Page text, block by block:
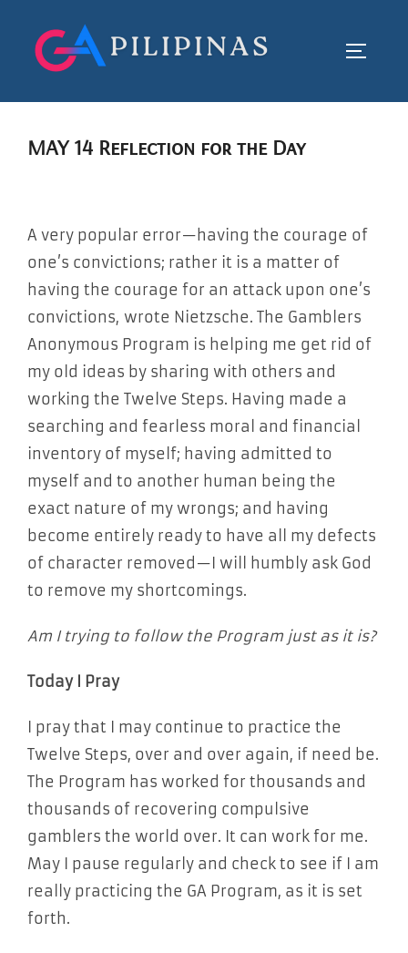
content
MAY 14 Reflection for the Day
A very popular error—having the courage of
one’s convictions; rather it is a matter of
having the courage for an attack upon one’s
convictions, wrote Nietzsche. The Gamblers
Anonymous Program is helping me get rid of
my old ideas by sharing with others and
working the Twelve Steps. Having made a
searching and fearless moral and financial
inventory of myself; having admitted to
myself and to another human being the
exact nature of my wrongs; and having
become entirely ready to have all my defects
of character removed—I will humbly ask God
to remove my shortcomings.
Am I trying to follow the Program just as it is?
Today I Pray
I pray that I may continue to practice the
Twelve Steps, over and over again, if need be.
The Program has worked for thousands and
thousands of recovering compulsive
gamblers the world over. It can work for me.
May I pause regularly and check to see if I am
really practicing the GA Program, as it is set
forth.